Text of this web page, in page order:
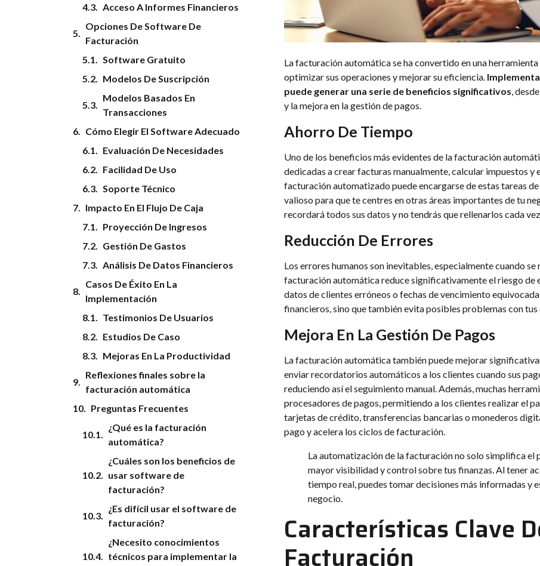
Acceso A Informes Financieros
Opciones De Software De
Facturación
Software Gratuito
Modelos De Suscripción
Modelos Basados En
Transacciones
Cómo Elegir El Software Adecuado
Evaluación De Necesidades
Facilidad De Uso
Soporte Técnico
Impacto En El Flujo De Caja
Proyección De Ingresos
Gestión De Gastos
Análisis De Datos Financieros
Casos De Éxito En La
Implementación
Testimonios De Usuarios
Estudios De Caso
Mejoras En La Productividad
Reflexiones finales sobre la
facturación automática
Preguntas Frecuentes
¿Qué es la facturación
automática?
¿Cuáles son los beneficios de
usar software de
facturación?
¿Es difícil usar el software de
facturación?
¿Necesito conocimientos
técnicos para implementar la
La facturación automática se ha convertido en una
optimizar sus operaciones y mejorar su eficiencia.
puede generar una serie de beneficios significativos,
y la mejora en la gestión de pagos.
Ahorro De Tiempo
Uno de los beneficios más evidentes de la facturación
dedicadas a crear facturas manualmente, calcular impuestos
facturación automatizado puede encargarse de estas tareas
valioso para que te centres en otras áreas importantes de tu
recordará todos sus datos y no tendrás que rellenarlos cada
Reducción De Errores
Los errores humanos son inevitables, especialmente cuando
facturación automática reduce significativamente el riesgo de
datos de clientes erróneos o fechas de vencimiento
financieros, sino que también evita posibles problemas con
Mejora En La Gestión De Pagos
La facturación automática también puede mejorar
enviar recordatorios automáticos a los clientes cuando sus
reduciendo así el seguimiento manual. Además, muchas
procesadores de pagos, permitiendo a los clientes realizar el
tarjetas de crédito, transferencias bancarias o monederos
pago y acelera los ciclos de facturación.
La automatización de la facturación no solo simplifica el
mayor visibilidad y control sobre tus finanzas. Al tener
tiempo real, puedes tomar decisiones más informadas y
negocio.
Características Clave
Facturación